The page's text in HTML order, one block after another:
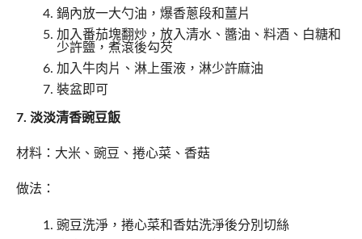
鍋內放一大勺油，爆香蔥段和薑片
加入番茄塊翻炒，放入清水、醬油、料酒、白糖和
少許鹽，煮滾後勾芡
加入牛肉片、淋上蛋液，淋少許麻油
裝盆即可
7. 淡淡清香豌豆飯
材料：大米、豌豆、捲心菜、香菇
做法：
豌豆洗淨，捲心菜和香姑洗淨後分別切絲